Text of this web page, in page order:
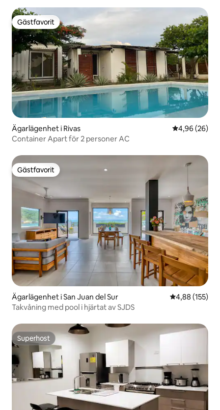
Gästfavorit
Gästfavorit
Ägarlägenhet i Rivas 4,96 av 5 i
4,96 (26)
Container Apart för 2 personer AC
Gästfavorit
Gästfavorit
Ägarlägenhet i San Juan del Sur 4,88 av 5 i
4,88 (155)
Takvåning med pool i hjärtat av SJDS
Superhost
Superhost